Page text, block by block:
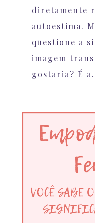
diretamente
autoestima.
questione a si
imagem
gostaria? É